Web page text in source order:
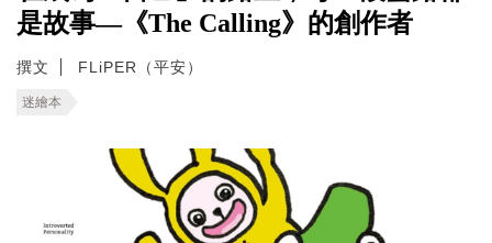
是故事—《The Calling》的創作者
撰文 FLiPER（平安）
迷繪本